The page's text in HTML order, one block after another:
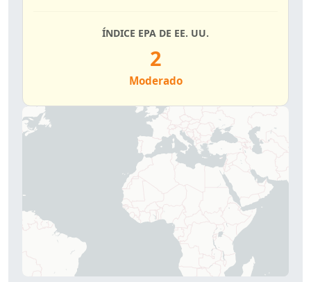
ÍNDICE EPA DE EE. UU.
2
Moderado